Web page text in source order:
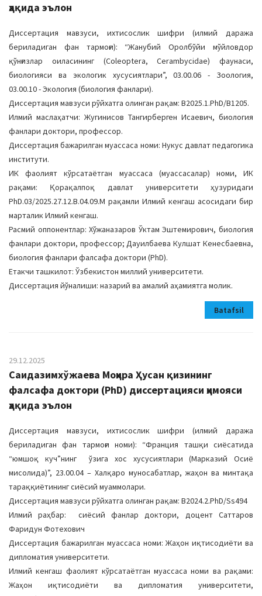
t
i
o
n
ҳақида эълон
Диссертация мавзуси, ихтисослик шифри (илмий даража
бериладиган фан тармоғи): “Жанубий Оролбўйи мўйловдор
қўнғизлар оиласининг (Coleoptera, Cerambycidae) фаунаси,
биологияси ва экологик хусусиятлари”, 03.00.06 - Зоология,
03.00.10 - Экология (биология фанлари).
Диссертация мавзуси рўйхатга олинган рақам: B2025.1.PhD/B1205.
Илмий маслаҳатчи: Жугинисов Тангирберген Исаевич, биология
фанлари доктори, профессор.
Диссертация бажарилган муассаса номи: Нукус давлат педагогика
институти.
ИК фаолият кўрсатаётган муассаса (муассасалар) номи, ИК
рақами: Қорақалпоқ давлат университети ҳузуридаги
PhD.03/2025.27.12.B.04.09.М рақамли Илмий кенгаш асосидаги бир
марталик Илмий кенгаш.
Расмий оппонентлар: Хўжаназаров Ўктам Эштемирович, биология
фанлари доктори, профессор; Дауилбаева Кулшат Кенесбаевна,
биология фанлари фалсафа доктори (PhD).
Етакчи ташкилот: Ўзбекистон миллий университети.
Диссертация йўналиши: назарий ва амалий аҳамиятга молик.
Batafsil
29.12.2025
Саидазимхўжаева Моҳира Ҳусан қизининг
фалсафа доктори (PhD) диссертацияси ҳимояси
ҳақида эълон
Диссертация мавзуси, ихтисослик шифри (илмий даража
бериладиган фан тармоғи номи): “Франция ташқи сиёсатида
“юмшоқ куч”нинг ўзига хос хусусиятлари (Марказий Осиё
мисолида)”, 23.00.04 – Халқаро муносабатлар, жаҳон ва минтақа
тараққиётининг сиёсий муаммолари.
Диссертация мавзуси рўйхатга олинган рақам: В2024.2.PhD/Ss494
Илмий раҳбар: сиёсий фанлар доктори, доцент Саттаров
Фаридун Фотехович
Диссертация бажарилган муассаса номи: Жаҳон иқтисодиёти ва
дипломатия университети.
Илмий кенгаш фаолият кўрсатаётган муассаса номи ва рақами:
Жаҳон иқтисодиёти ва дипломатия университети,